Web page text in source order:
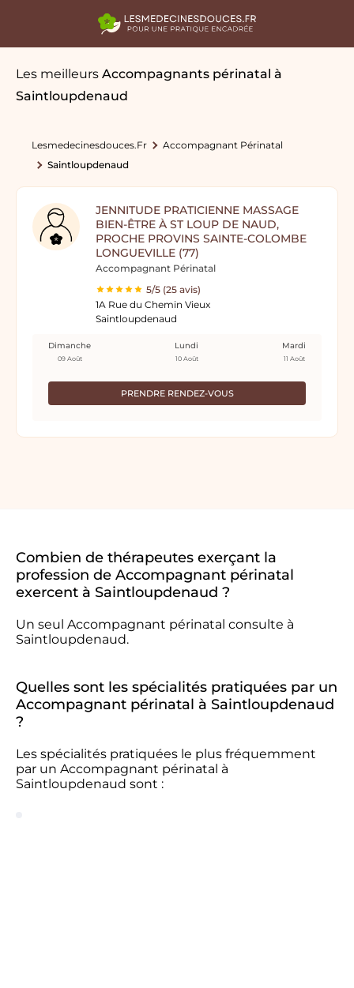
Les meilleurs Accompagnants périnatal à
Saintloupdenaud
Lesmedecinesdouces.fr
Accompagnant Périnatal
Saintloupdenaud
JENNITUDE PRATICIENNE MASSAGE
BIEN-ÊTRE À ST LOUP DE NAUD,
PROCHE PROVINS SAINTE-COLOMBE
LONGUEVILLE (77)
Accompagnant Périnatal
5/5 (25 avis)
1A Rue du Chemin Vieux
Saintloupdenaud
PRENDRE RENDEZ-VOUS
Dimanche
09 Août
Lundi
10 Août
Mardi
11 Août
Combien de thérapeutes exerçant la
profession de Accompagnant périnatal
exercent à Saintloupdenaud ?
Un seul Accompagnant périnatal consulte à
Saintloupdenaud.
Quelles sont les spécialités pratiquées par un
Accompagnant périnatal à Saintloupdenaud
?
Les spécialités pratiquées le plus fréquemment
par un Accompagnant périnatal à
Saintloupdenaud sont :